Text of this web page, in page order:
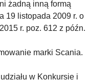
żadną inną formą
19 listopada 2009 r. o
r. poz. 612 z późn.
marki Scania.
w Konkursie i